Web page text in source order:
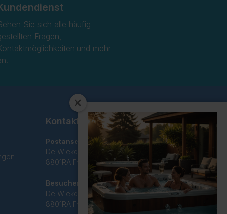
Sie sich alle häufig
Fragen,
und mehr
Kontakt
Postanschrift
De Wieken 29C
8801RA Franeker
Besucheradresse
De Wieken 29C
8801RA Franeker